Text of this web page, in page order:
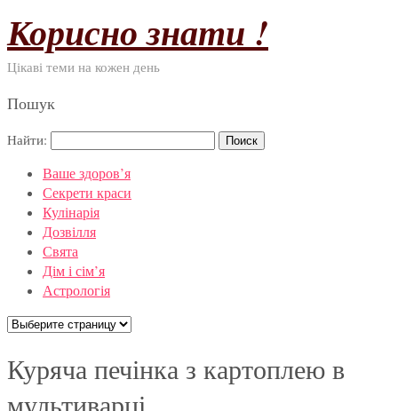
Корисно знати !
Цікаві теми на кожен день
Пошук
Найти:
Ваше здоров’я
Секрети краси
Кулінарія
Дозвілля
Свята
Дім і сім’я
Астрологія
Куряча печінка з картоплею в